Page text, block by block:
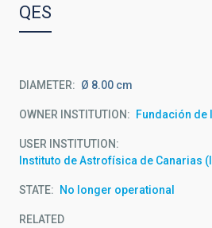
QES
DIAMETER Ø 8.00 cm
OWNER INSTITUTION Fundación de
USER INSTITUTION
Instituto de Astrofísica de Canarias
STATE No longer operational
RELATED